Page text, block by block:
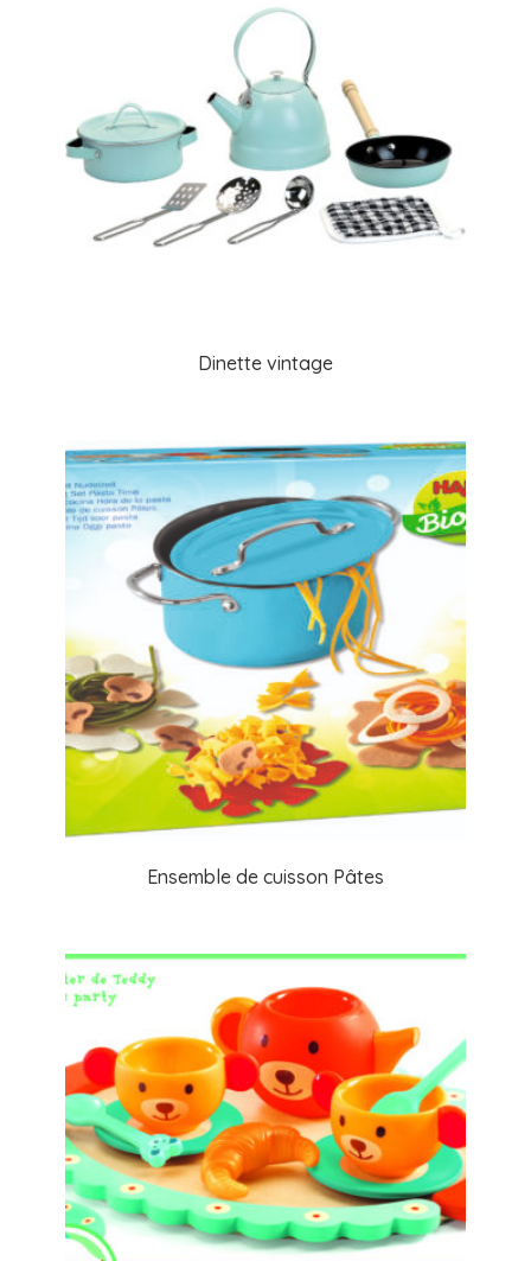
Dinette vintage
Ensemble de cuisson Pâtes